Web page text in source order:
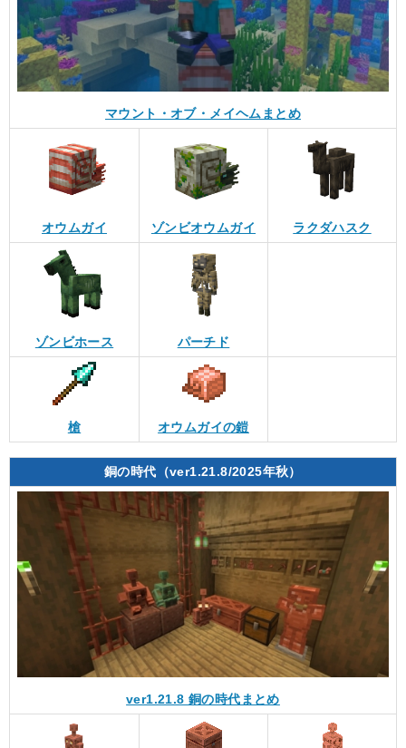
マウント・オブ・メイヘムまとめ
オウムガイ ゾンビオウムガイ ラクダハスク
ゾンビホース パーチド
槍 オウムガイの鎧
銅の時代（ver1.21.8/2025年秋）
ver1.21.8 銅の時代まとめ